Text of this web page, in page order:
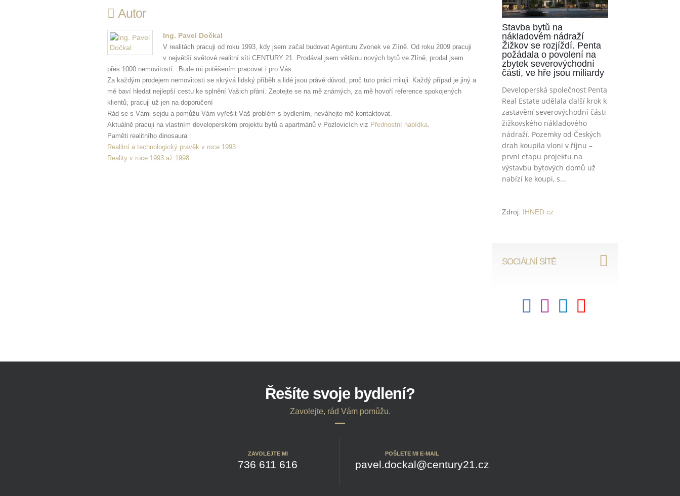
Autor
Ing. Pavel Dočkal
V realitách pracuji od roku 1993, kdy jsem začal budovat Agenturu Zvonek ve Zlíně. Od roku 2009 pracuji
v největší světové realitní síti CENTURY 21. Prodával jsem většinu nových bytů ve Zlíně, prodal jsem
přes 1000 nemovitostí. Bude mi potěšením pracovat i pro Vás.
Za každým prodejem nemovitosti se skrývá lidský příběh a lidé jsou právě důvod, proč tuto práci miluji. Každý případ je jiný a
mě baví hledat nejlepší cestu ke splnění Vašich přání. Zeptejte se na mě známých, za mě hovoří reference spokojených
klientů, pracuji už jen na doporučení
Rád se s Vámi sejdu a pomůžu Vám vyřešit Váš problém s bydlením, neváhejte mě kontaktovat.
Aktuálně pracuji na vlastním developerském projektu bytů a apartmánů v Pozlovicích viz Přednostní nabídka.
Paměti realitního dinosaura :
Realitní a technologický pravěk v roce 1993
Reality v roce 1993 až 1998
Stavba bytů na
nákladovém nádraží
Žižkov se rozjíždí. Penta
požádala o povolení na
zbytek severovýchodní
části, ve hře jsou miliardy
Developerská společnost Penta
Real Estate udělala další krok k
zastavění severovýchodní části
žižkovského nákladového
nádraží. Pozemky od Českých
drah koupila vloni v říjnu –
první etapu projektu na
výstavbu bytových domů už
nabízí ke koupi, s...
Zdroj: IHNED.cz
SOCIÁLNÍ SÍTĚ
Řešíte svoje bydlení?
Zavolejte, rád Vám pomůžu.
ZAVOLEJTE MI
736 611 616
POŠLETE MI E-MAIL
pavel.dockal@century21.cz